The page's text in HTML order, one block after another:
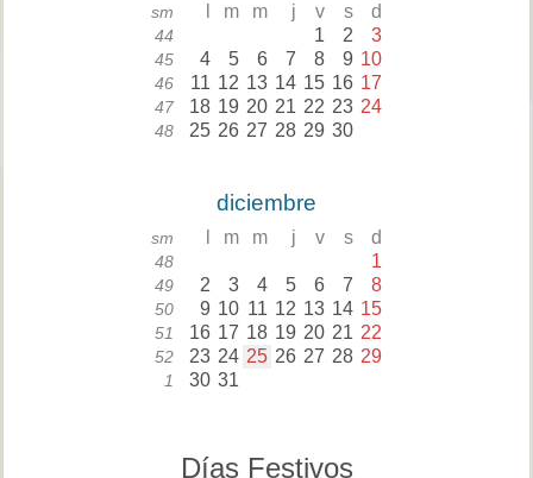
sm m m j v s d
44 1 2 3
45 4 5 6 7 8 9 10
46 11 12 13 14 15 16 17
47 18 19 20 21 22 23 24
48 25 26 27 28 29 30
diciembre
sm m m j v s d
48 1
49 2 3 4 5 6 7 8
50 9 10 11 12 13 14 15
51 16 17 18 19 20 21 22
52 23 24 25 26 27 28 29
1 30 31
Días Festivos